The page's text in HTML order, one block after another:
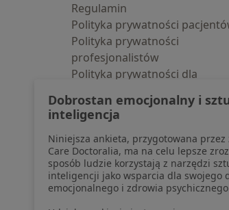
Regulamin
Polityka prywatności
Polityka prywatności
profesjonalistów
Polityka prywatności dla
pozyskaliśmy samodzielnie
Polityka cookies
Jak działają wyniki
Dostępność
O nas
Praca Rekrutujemy!
Partnerzy
Dobrostan emocjonalny i
inteligencja
Niniejsza ankieta, przygotowana przez
Care Doctoralia, ma na celu lepsze
sposób ludzie korzystają z narzędzi
inteligencji jako wsparcia dla swojego
emocjonalnego i zdrowia